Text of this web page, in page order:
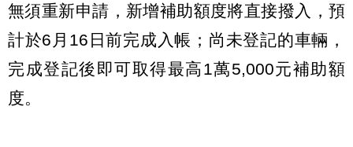
無須重新申請，新增補助額度將直接撥入，預
計於6月16日前完成入帳；尚未登記的車輛，
完成登記後即可取得最高1萬5,000元補助額
度。